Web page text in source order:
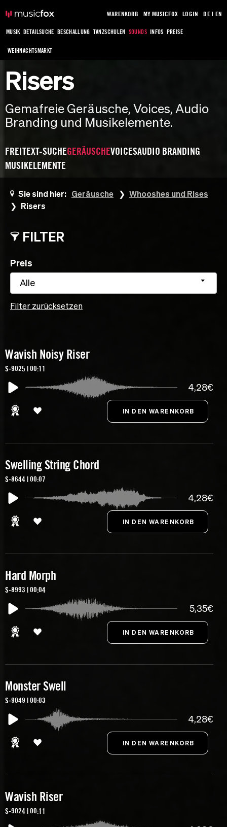
MUSIK DETAILSUCHE BESCHALLUNG TANZSCHULEN SOUNDS INFOS PREISE
WEIHNACHTSMARKT
WARENKORB MY MUSICFOX LOGIN DE| EN
Risers
Gemafreie Geräusche, Voices, Audio
Branding und Musikelemente.
FREITEXT-SUCHEGERÄUSCHEVOICESAUDIO BRANDING
MUSIKELEMENTE
Sie sind hier: Geräusche
Whooshes und Rises
Risers
FILTER
Preis
Alle
Filter zurücksetzen
Wavish Noisy Riser
S-9025 | 00:11
4,28€
Swelling String Chord
S-8644 | 00:07
4,28€
Hard Morph
S-8993 | 00:04
5,35€
Monster Swell
S-9049 | 00:03
4,28€
Wavish Riser
S-9024 | 00:11